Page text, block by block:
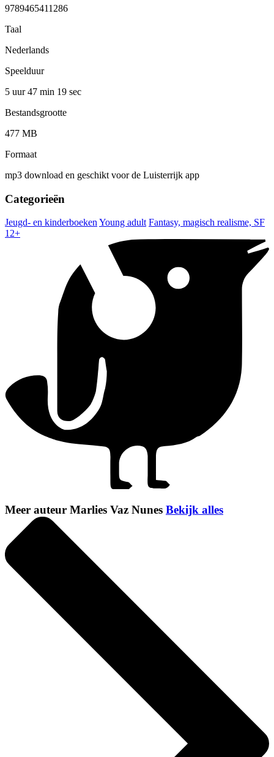
9789465411286
Taal
Nederlands
Speelduur
5 uur 47 min 19 sec
Bestandsgrootte
477 MB
Formaat
mp3 download en geschikt voor de Luisterrijk app
Categorieën
Jeugd- en kinderboeken Young adult Fantasy, magisch realisme, SF
12+
Meer auteur Marlies Vaz Nunes Bekijk alles